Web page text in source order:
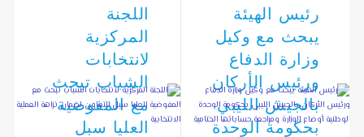
رئيس الهيئة
يبحث مع وكيل
وزارة الدفاع
ورئيس الأركان
بالجيش الليبي
بحكومة الوحدة
اللجنة
المركزية
لانتخابات
الشباب تبحث
مع المفوضية
العليا سبل